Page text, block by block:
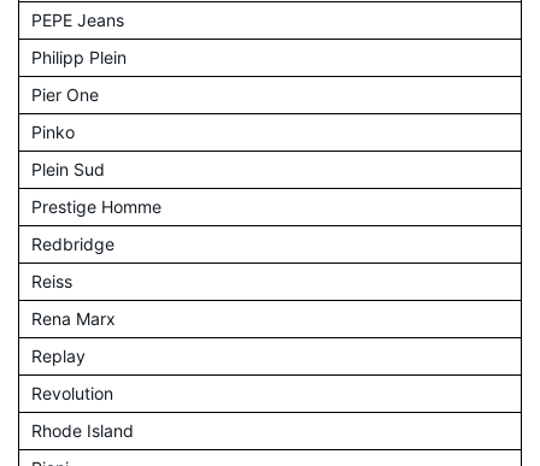
PEPE Jeans
Philipp Plein
Pier One
Pinko
Plein Sud
Prestige Homme
Redbridge
Reiss
Rena Marx
Replay
Revolution
Rhode Island